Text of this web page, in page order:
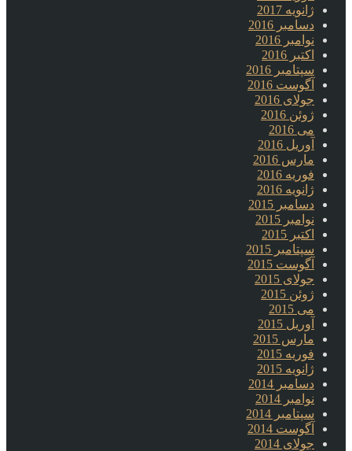
ژانویه 2017
دسامبر 2016
نوامبر 2016
اکتبر 2016
سپتامبر 2016
آگوست 2016
جولای 2016
ژوئن 2016
می 2016
آوریل 2016
مارس 2016
فوریه 2016
ژانویه 2016
دسامبر 2015
نوامبر 2015
اکتبر 2015
سپتامبر 2015
آگوست 2015
جولای 2015
ژوئن 2015
می 2015
آوریل 2015
مارس 2015
فوریه 2015
ژانویه 2015
دسامبر 2014
نوامبر 2014
سپتامبر 2014
آگوست 2014
جولای 2014